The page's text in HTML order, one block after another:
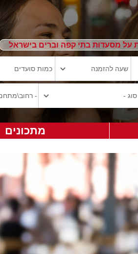
על מסעדות בתי קפה וברים בישראל
מתכונים